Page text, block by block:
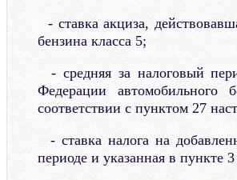
- ставка акциза,
бензина класса 5;
- средняя за налоговый
Федерации
соответствии с пунктом 27
- ставка налога на
периоде и указанная в пункте